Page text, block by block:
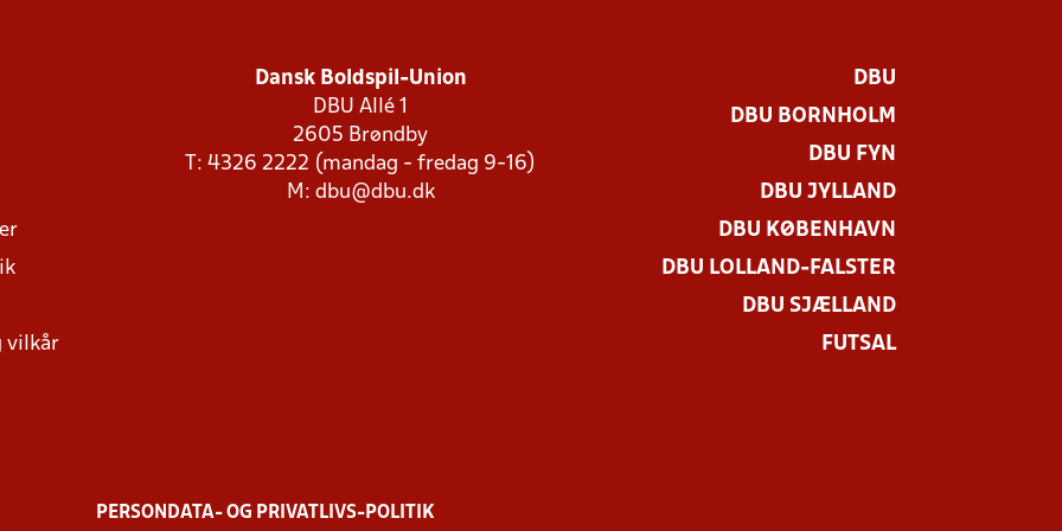
vilkår
Dansk Boldspil-Union
DBU Allé 1
2605 Brøndby
T: 4326 2222 (mandag - fredag 9-16)
M: dbu@dbu.dk
DBU
DBU BORNHOLM
DBU FYN
DBU JYLLAND
DBU KØBENHAVN
DBU LOLLAND-FALSTER
DBU SJÆLLAND
FUTSAL
PERSONDATA- OG PRIVATLIVS-POLITIK